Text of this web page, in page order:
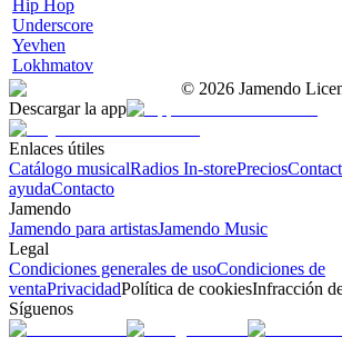
Hip Hop
Underscore
Yevhen
Lokhmatov
© 2026 Jamendo
Descargar la app
Enlaces útiles
Catálogo musicalRadios In-storePrecios
ayudaContacto
Jamendo
Jamendo para artistasJamendo Music
Legal
Condiciones generales de usoCondiciones de
ventaPrivacidadPolítica de cookiesInfracción
Síguenos